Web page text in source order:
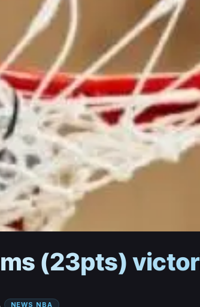
(23pts)
NEWS NBA